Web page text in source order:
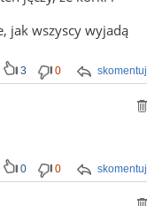
jak wszyscy wyjadą
skomentuj
3 0
skomentuj
0 0